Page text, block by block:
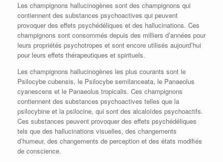
Les champignons hallucinogènes sont des champignons qui
contiennent des substances psychoactives qui peuvent
provoquer des effets psychédéliques et des hallucinations. Ces
champignons sont consommés depuis des milliers d’années pour
leurs propriétés psychotropes et sont encore utilisés aujourd’hui
pour leurs effets thérapeutiques et spirituels.
Les champignons hallucinogènes les plus courants sont le
Psilocybe cubensis, le Psilocybe semilanceata, le Panaeolus
cyanescens et le Panaeolus tropicalis. Ces champignons
contiennent des substances psychoactives telles que la
psilocybine et la psilocine, qui sont des alcaloïdes psychoactifs.
Ces substances peuvent provoquer des effets psychédéliques
tels que des hallucinations visuelles, des changements
d’humeur, des changements de perception et des états modifiés
de conscience.